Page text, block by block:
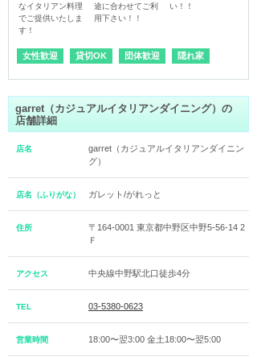
なイタリアン料理
でご提供いたしま
途に合わせてご利
女性歓迎 貸切OK 団体歓迎 隠れ家
garret（カジュアルイタリアンダイニング）の
店舗詳細
店名
garret（カジュアルイタリアンダイニン
グ）
店名（ふりがな） ガレット/がれっと
住所
〒164-0001 東京都中野区中野5-56-14 2
Ｆ
アクセス 中央線中野駅北口徒歩4分
TEL 03-5380-0623
営業時間 18:00〜翌3:00 金土18:00〜翌5:00